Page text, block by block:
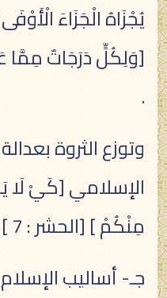
.
وتوزع الثروة
الإسلامي [كَيْ لَا
مِنْكُمْ ] [الحشر : 7 ] .
جـ- أساليب